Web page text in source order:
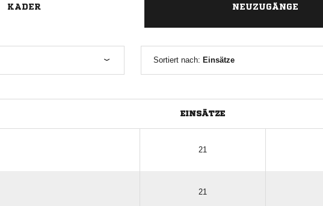
KADER NEUZUGÄNGE
Sortiert nach: Einsätze
EINSÄTZE
21
21